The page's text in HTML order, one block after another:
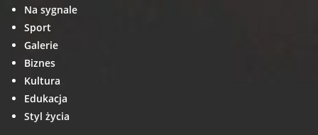
Na sygnale
Sport
Galerie
Biznes
Kultura
Edukacja
Styl życia